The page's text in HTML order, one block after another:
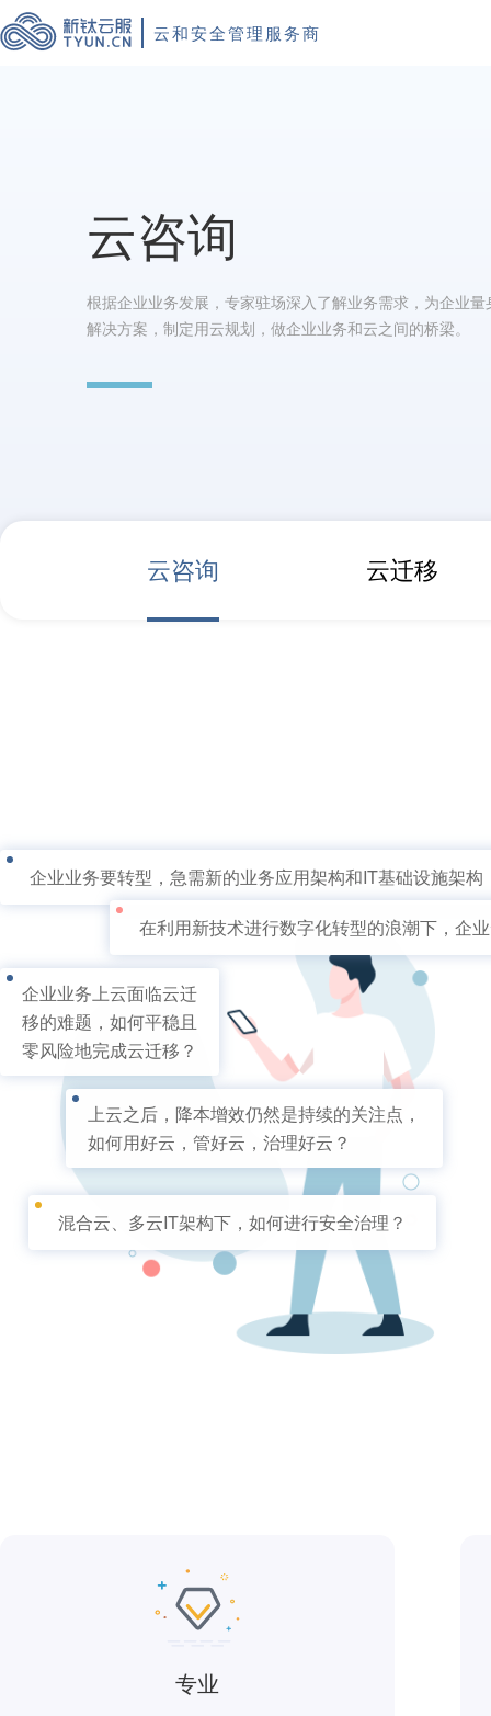
云和安全管理服务商
云咨询
根据企业业务发展，专家驻场深入了解业务需求，为企业量
解决方案，制定用云规划，做企业业务和云之间的桥梁。
云咨询 云迁移
企业业务要转型，急需新的业务应用架构和IT基础设施架构
在利用新技术进行数字化转型的浪潮下，企
企业业务上云面临云迁
移的难题，如何平稳且
零风险地完成云迁移？
上云之后，降本增效仍然是持续的关注点，
如何用好云，管好云，治理好云？
混合云、多云IT架构下，如何进行安全治理？
专业